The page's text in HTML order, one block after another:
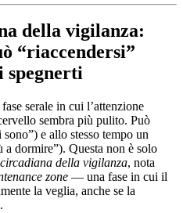
della vigilanza:
“riaccendersi”
spegnerti
serale in cui l’attenzione
sembra più pulito. Può
e allo stesso tempo un
a dormire”). Questa non è solo
della vigilanza, nota
zone — una fase in cui il
la veglia, anche se la